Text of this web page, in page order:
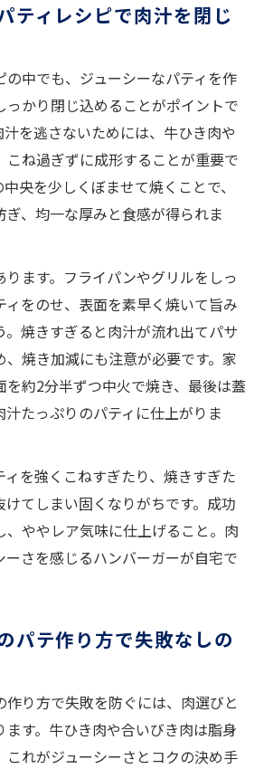
ティレシピで肉汁を閉じ
の中でも、ジューシーなパティを作
っかり閉じ込めることがポイントで
を逃さないためには、牛ひき肉や
こね過ぎずに成形することが重要で
央を少しくぼませて焼くことで、
、均一な厚みと食感が得られま
ます。フライパンやグリルをしっ
ィをのせ、表面を素早く焼いて旨み
。焼きすぎると肉汁が流れ出てパサ
、焼き加減にも注意が必要です。家
約2分半ずつ中火で焼き、最後は蓋
汁たっぷりのパティに仕上がりま
を強くこねすぎたり、焼きすぎた
けてしまい固くなりがちです。成功
、ややレア気味に仕上げること。肉
ーさを感じるハンバーガーが自宅で
パテ作り方で失敗なしの
作り方で失敗を防ぐには、肉選びと
ます。牛ひき肉や合いびき肉は脂身
これがジューシーさとコクの決め手